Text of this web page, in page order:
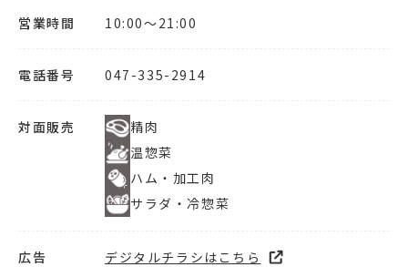
営業時間 10:00～21:00
電話番号 047-335-2914
対面販売
精肉
温惣菜
ハム・加工肉
サラダ・冷惣菜
広告 デジタルチラシはこちら